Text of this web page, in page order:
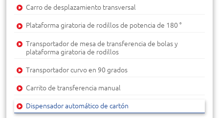
Carro de desplazamiento transversal
Plataforma giratoria de rodillos de potencia de 180 °
Transportador de mesa de transferencia de bolas y
plataforma giratoria de rodillos
Transportador curvo en 90 grados
Carrito de transferencia manual
Dispensador automático de cartón